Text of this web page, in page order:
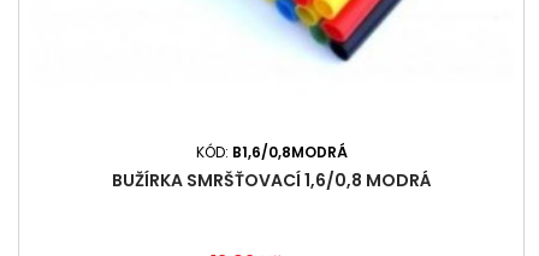
KÓD: B1,6/0,8MODRÁ
BUŽÍRKA SMRŠŤOVACÍ 1,6/0,8 MODRÁ